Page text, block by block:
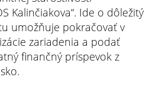
Kalinčiakova“. Ide o dôležitý
umožňuje pokračovať v
zariadenia a podať
finančný príspevok z